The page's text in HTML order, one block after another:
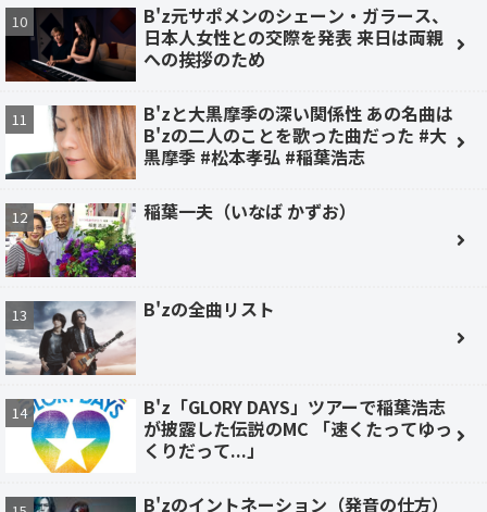
B'z元サポメンのシェーン・ガラース、
日本人女性との交際を発表 来日は両親
への挨拶のため
B'zと大黒摩季の深い関係性 あの名曲は
B'zの二人のことを歌った曲だった #大
黒摩季 #松本孝弘 #稲葉浩志
稲葉一夫（いなば かずお）
B'zの全曲リスト
B'z「GLORY DAYS」ツアーで稲葉浩志
が披露した伝説のMC 「速くたってゆっ
くりだって...」
B'zのイントネーション（発音の仕方）